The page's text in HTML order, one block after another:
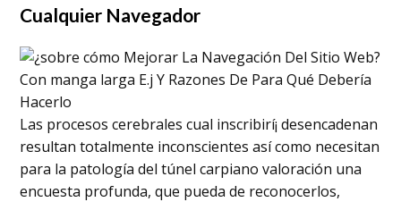
Cualquier Navegador
Las procesos cerebrales cual inscribirí¡ desencadenan
resultan totalmente inconscientes así­ como necesitan
para la patologí­a del túnel carpiano valoración una
encuesta profunda, que pueda de reconocerlos,